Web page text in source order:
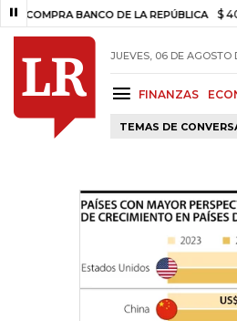
BANCO DE LA REPÚBLICA $
JUEVES, 06 DE AGOSTO
FINANZAS
TEMAS DE